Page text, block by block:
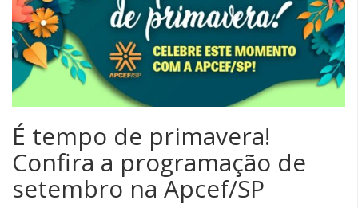
É tempo de primavera!
Confira a programação de
setembro na Apcef/SP